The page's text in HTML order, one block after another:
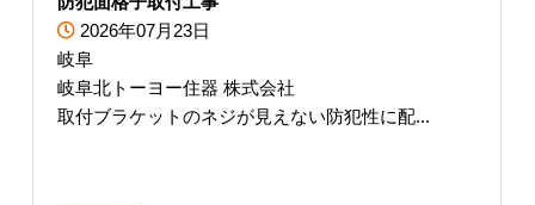
2026年07月23日
岐阜
岐阜北トーヨー住器 株式会社
取付ブラケットのネジが見えない防犯性に配...